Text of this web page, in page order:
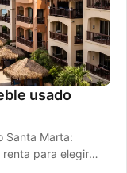
usado
Santa Marta:
para elegir